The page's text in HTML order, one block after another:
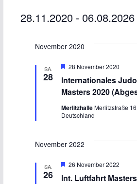
28.11.2020 - 06.08.2026
November 2020
SA.
28
Internationales
Masters 2020
H
r
v
o
r
g
e
b
28 November 2020
MerlitzhalleMerlitzstraße
Deutschland
November 2022
SA.
26 Int. Luftfahrt
H
r
26 November 2022